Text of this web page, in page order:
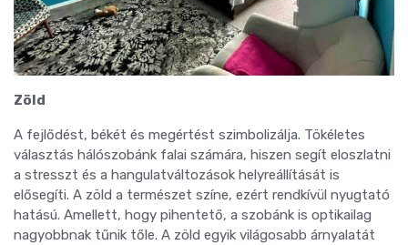
Zöld
A fejlődést, békét és megértést szimbolizálja. Tökéletes
választás hálószobánk falai számára, hiszen segít eloszlatni
a stresszt és a hangulatváltozások helyreállítását is
elősegíti. A zöld a természet színe, ezért rendkívül nyugtató
hatású. Amellett, hogy pihentető, a szobánk is optikailag
nagyobbnak tűnik tőle. A zöld egyik világosabb árnyalatát